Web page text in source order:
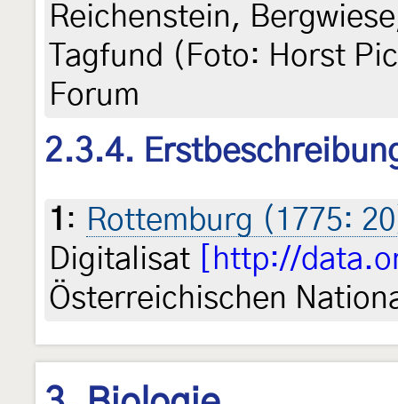
Reichenstein,
Tagfund (Foto: Horst
Forum
2.3.4.
1 : Rottemburg (1775:
Digitalisat
[http://
Österreichischen